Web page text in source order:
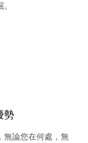
勢
無論您在何處，無